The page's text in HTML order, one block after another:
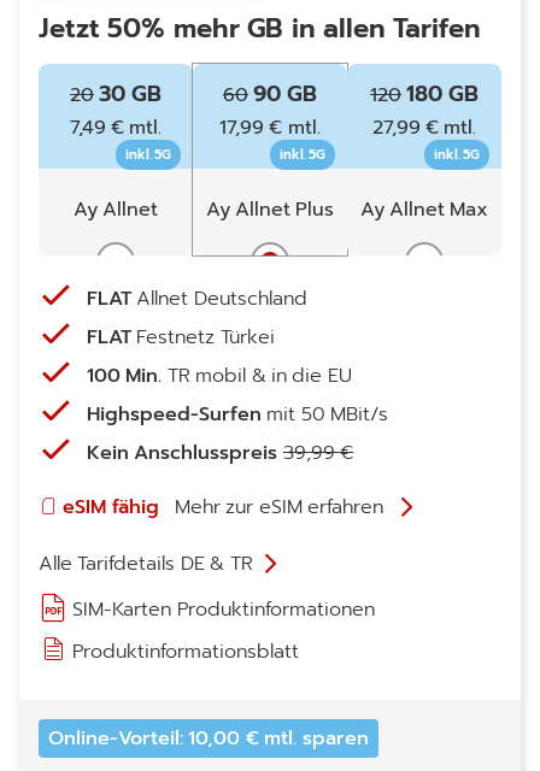
Jetzt 50% mehr GB in allen Tarifen
2030 GB
7,49 € mtl.
inkl. 5G
Ay Allnet
6090 GB
17,99 € mtl.
inkl. 5G
Ay Allnet Plus
120180 GB
27,99 € mtl.
inkl. 5G
Ay Allnet Max
FLAT Allnet Deutschland
FLAT Festnetz Türkei
100 Min. TR mobil & in die EU
Highspeed-Surfen mit 50 MBit/s
Kein Anschlusspreis 39,99 €
eSIM fähig
Mehr zur eSIM erfahren
Alle Tarifdetails DE & TR
SIM-Karten Produktinformationen
Produktinformationsblatt
Online-Vorteil: 10,00 € mtl. sparen